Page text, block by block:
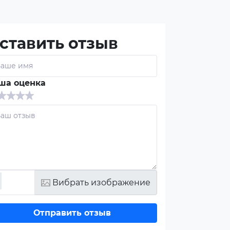
отзыв
оценка
Вибрать изображение
Отправить отзыв